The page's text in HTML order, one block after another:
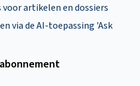
artikelen en dossiers
via de AI-toepassing 'Ask